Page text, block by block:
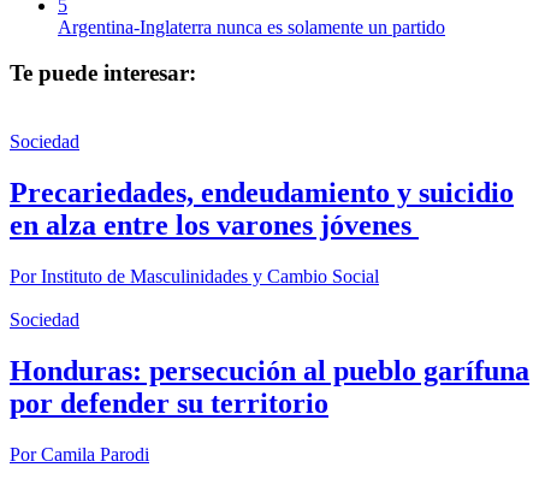
5
Argentina-Inglaterra nunca es solamente un partido
Te puede interesar:
Sociedad
Precariedades, endeudamiento y suicidio
en alza entre los varones jóvenes
PorInstituto de Masculinidades y Cambio Social
Sociedad
Honduras: persecución al pueblo garífuna
por defender su territorio
PorCamila Parodi